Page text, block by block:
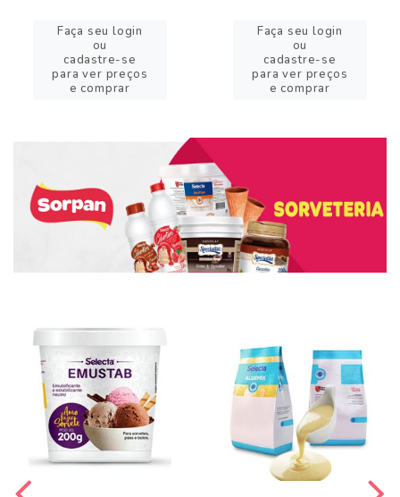
Faça seu login
ou
cadastre-se
para ver preços
e comprar
Faça seu login
ou
cadastre-se
para ver preços
e comprar